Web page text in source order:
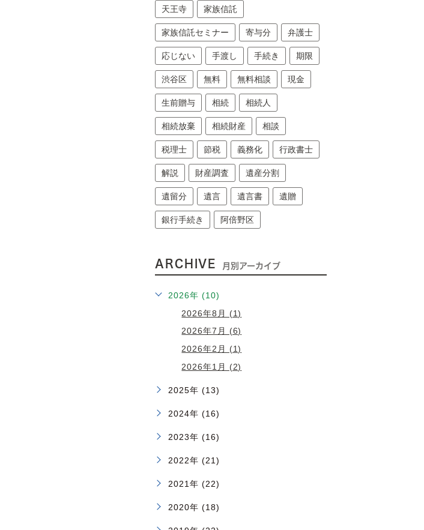
天王寺 家族信託
家族信託セミナー 寄与分 弁護士
応じない 手渡し 手続き 期限
渋谷区 無料 無料相談 現金
生前贈与 相続 相続人
相続放棄 相続財産 相談
税理士 節税 義務化 行政書士
解説 財産調査 遺産分割
遺留分 遺言 遺言書 遺贈
銀行手続き 阿倍野区
ARCHIVE 月別アーカイブ
2026年 (10)
2026年8月 (1)
2026年7月 (6)
2026年2月 (1)
2026年1月 (2)
2025年 (13)
2024年 (16)
2023年 (16)
2022年 (21)
2021年 (22)
2020年 (18)